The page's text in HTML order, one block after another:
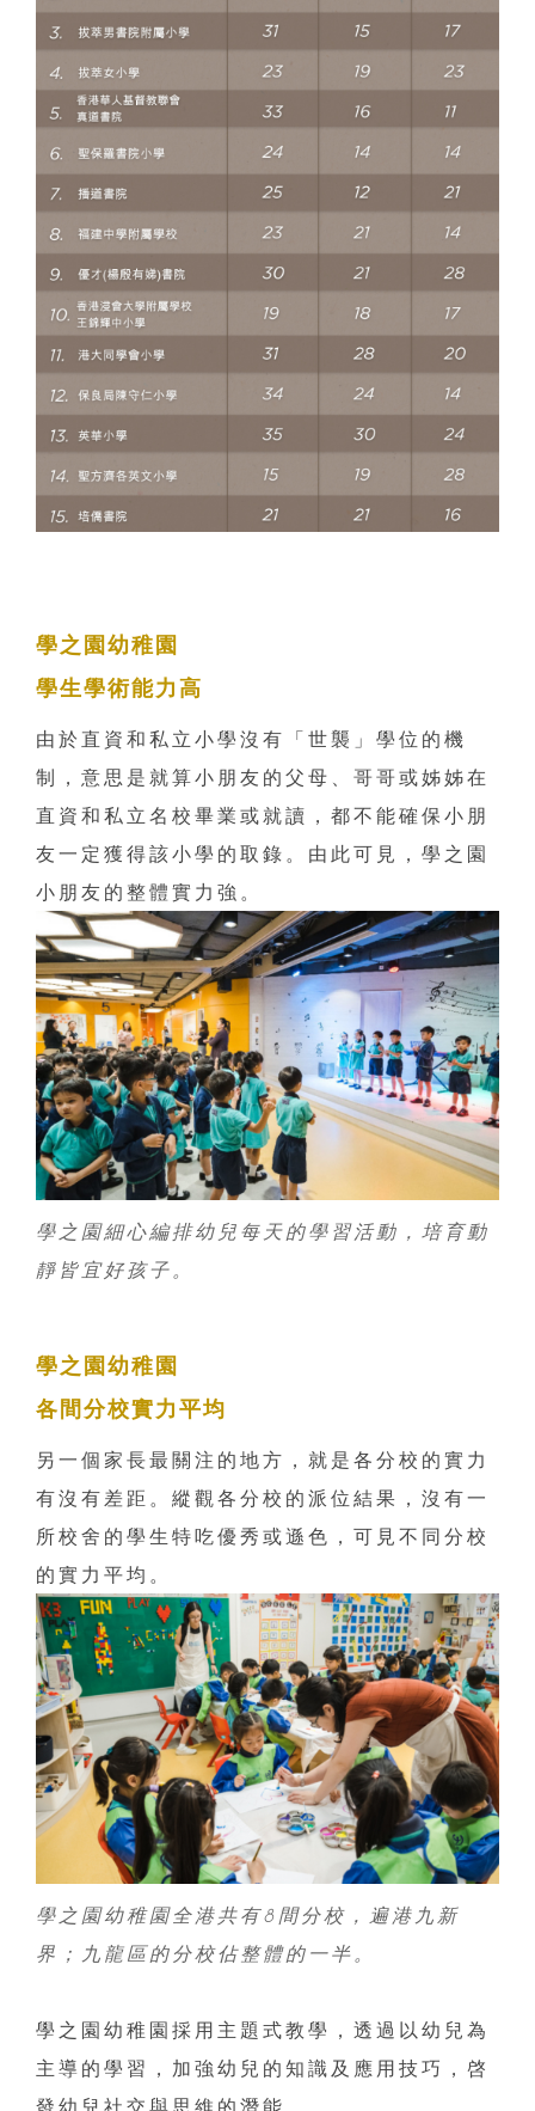
學之園幼稚園
學生學術能力高
由於直資和私立小學沒有「世襲」學位的機
制，意思是就算小朋友的父母、哥哥或姊姊在
直資和私立名校畢業或就讀，都不能確保小朋
友一定獲得該小學的取錄。由此可見，學之園
小朋友的整體實力強。
學之園細心編排幼兒每天的學習活動，培育動
靜皆宜好孩子。
學之園幼稚園
各間分校實力平均
另一個家長最關注的地方，就是各分校的實力
有沒有差距。縱觀各分校的派位結果，沒有一
所校舍的學生特吃優秀或遜色，可見不同分校
的實力平均。
學之園幼稚園全港共有8間分校，遍港九新
界；九龍區的分校佔整體的一半。
學之園幼稚園採用主題式教學，透過以幼兒為
主導的學習，加強幼兒的知識及應用技巧，啓
發幼兒社交與思維的潛能。